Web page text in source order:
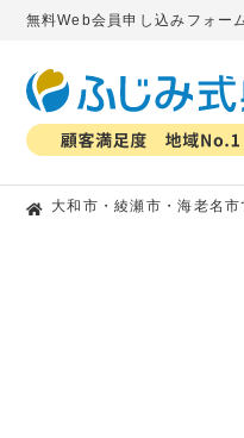
無料Web会員申し込みフォー
大和市・綾瀬市・海老名